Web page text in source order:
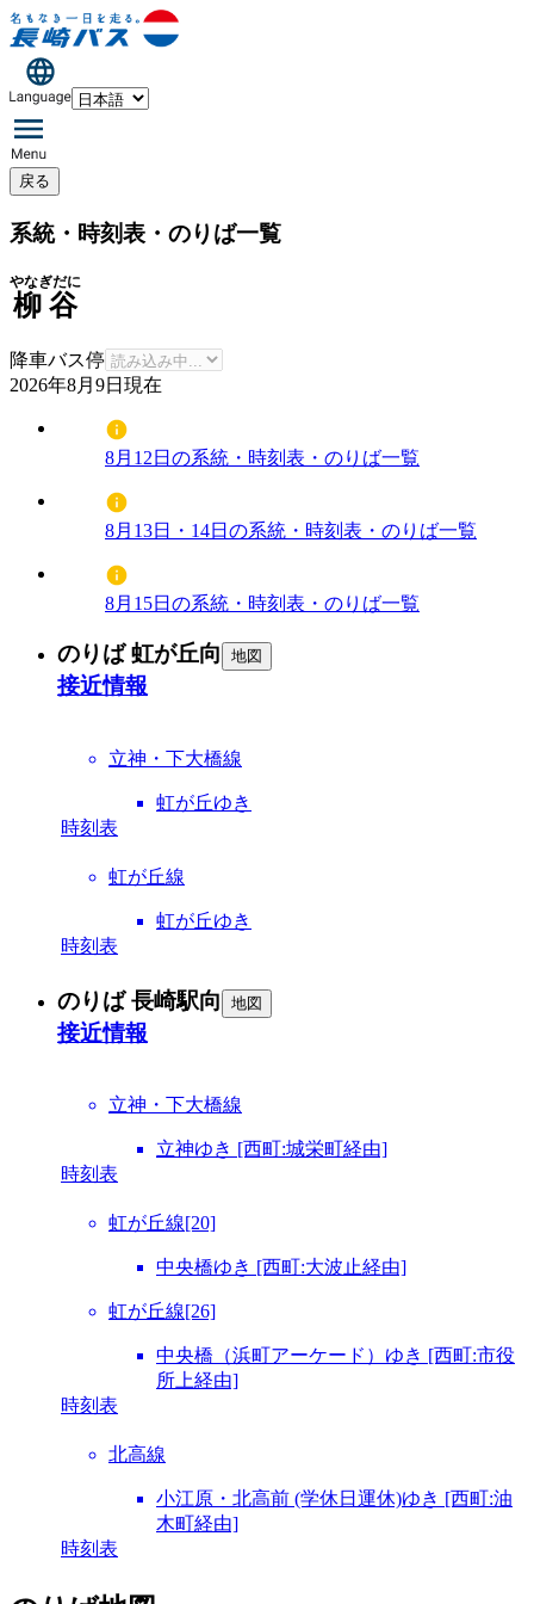
戻る
系統・時刻表・のりば一覧
柳谷
やなぎだに
降車バス停
2026年8月9日 現在
8月12日の系統・時刻表・のりば一覧
8月13日・14日の系統・時刻表・のりば一覧
8月15日の系統・時刻表・のりば一覧
のりば 虹が丘向 地図
接近情報
立神・下大橋線
虹が丘ゆき
時刻表
虹が丘線
虹が丘ゆき
時刻表
のりば 長崎駅向 地図
接近情報
立神・下大橋線
立神ゆき [西町:城栄町経由]
時刻表
虹が丘線[20]
中央橋ゆき [西町:大波止経由]
虹が丘線[26]
中央橋（浜町アーケード）ゆき [西町:市役
所上経由]
時刻表
北高線
小江原・北高前 (学休日運休)ゆき [西町:油
木町経由]
時刻表